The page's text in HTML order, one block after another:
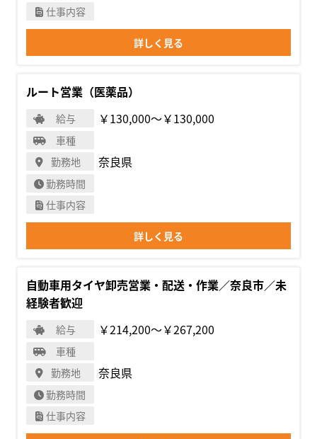
仕事内容
詳しく見る
ルート営業（医薬品）
給与 ￥130,000〜￥130,000
車種
勤務地
奈良県
勤務時間
仕事内容
詳しく見る
自動車用タイヤ卸売営業・配送・作業／奈良市／未
経験者歓迎
給与 ￥214,200〜￥267,200
車種
勤務地
奈良県
勤務時間
仕事内容